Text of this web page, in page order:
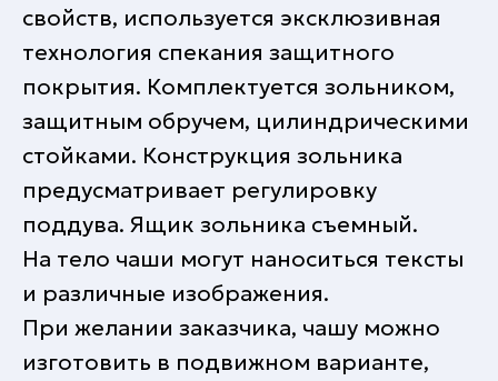
свойств, используется эксклюзивная
технология спекания защитного
покрытия. Комплектуется зольником,
защитным обручем, цилиндрическими
стойками. Конструкция зольника
предусматривает регулировку
поддува. Ящик зольника съемный.
На тело чаши могут наноситься тексты
и различные изображения.
При желании заказчика, чашу можно
изготовить в подвижном варианте,